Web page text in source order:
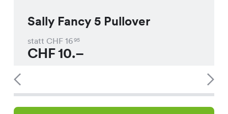
Sally Fancy 5 Pullover
statt CHF 1695
CHF10.–